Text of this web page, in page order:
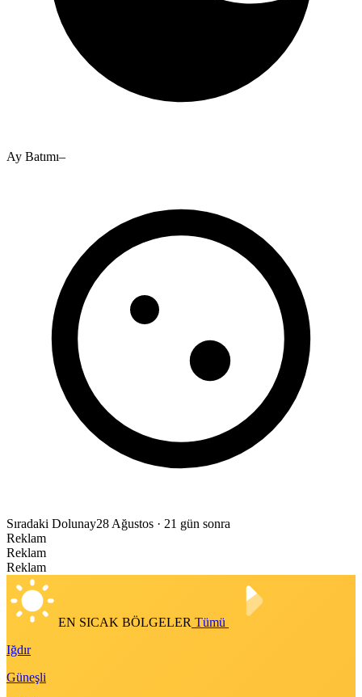
Ay Batımı–
Sıradaki Dolunay28 Ağustos · 21 gün sonra
Reklam
Reklam
Reklam
EN SICAK BÖLGELER Tümü
Iğdır
Güneşli